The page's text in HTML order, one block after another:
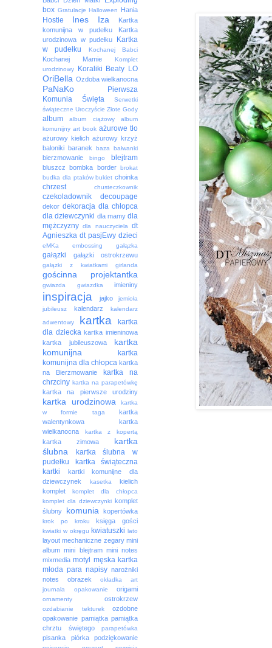
box Gratulacje Halloween Hania
Hostie Ines Iza
Kartka
komunijna w pudełku
Kartka
urodzinowa w pudełku
Kartka
w pudełku
Kochanej Babci
Kochanej Mamie
Komplet
urodzinowy
Koraliki Beaty LO
OriBella Ozdoba wielkanocna
PaNaKo
Pierwsza
Komunia Święta
Serwetki
świąteczne Uroczyście Złote Gody
album album ciążowy
album
komunijny art book ażurowe tło
ażurowy kielich ażurowy krzyż
baloniki baranek baza bałwanki
bierzmowanie bingo blejtram
bluszcz bombka border brokat
budka dla ptaków bukiet choinka
chrzest chusteczkownik
czekoladownik decoupage
dekor dekoracja dla chłopca
dla dziewczynki dla mamy dla
mężczyzny dla nauczyciela dt
Agnieszka dt pasjEwy dzieci
eMKa embossing gałązka
gałązki gałązki ostrokrzewu
gałązki z kwiatkami girlanda
gościnna projektantka
gwiazda gwiazdka imieniny
inspiracja jajko
jemioła
jubileusz
kalendarz
kalendarz
adwentowy
kartka
kartka
dla dziecka kartka imieninowa
kartka jubileuszowa
kartka
komunijna
kartka
komunijna dla chłopca kartka
na Bierzmowanie
kartka na
chrzciny kartka na parapetówkę
kartka na pierwsze urodziny
kartka urodzinowa
kartka
w formie taga
kartka
walentynkowa
kartka
wielkanocna
kartka z kopertą
kartka zimowa
kartka
ślubna
kartka ślubna w
pudełku
kartka świąteczna
kartki
kartki komunijne dla
dziewczynek
kasetka
kielich
komplet
komplet dla chłopca
komplet dla dziewczynki komplet
ślubny
komunia kopertówka
krok po kroku księga gości
kwiatki w okręgu kwiatuszki lato
layout mechaniczne zegary mini
album mini blejtram mini notes
mixmedia motyl męska kartka
młoda para napisy narożniki
notes
obrazek
okładka art
journala
opakowanie origami
ornamenty ostrokrzew
ozdabianie tekturek
ozdobne
opakowanie pamiątka pamiątka
chrztu świętego
parapetówka
pisanka piórka podziękowanie